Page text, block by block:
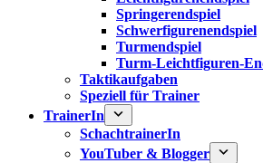
Springerendspiel
Schwerfigurenendspiel
Turmendspiel
Turm-Leichtfiguren-
Taktikaufgaben
Speziell für Trainer
TrainerIn
SchachtrainerIn
YouTuber & Blogger